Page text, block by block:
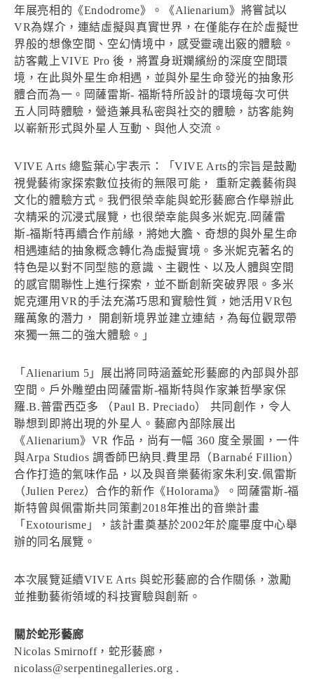
年展亮相的《Endodrome》。《Alienarium》將嘗試以
VR為媒介，連結虛擬與真實世界，在僅能存在於虛擬世
界般的想像空間、空幻情境中，感受靈魂出竅的體驗。
訪客戴上VIVE Pro 後，將置身斑斕繽紛的深度空間環
境，在此與外星生命相遇，並與外星生命發光的抽象形
體合而為一。岡薩雷斯- 福斯特所設計的環境每次可供
五人同時體驗，營造兼具私密與社交的體驗，訪客能夠
以嶄新形式與外星人互動、與他人交流。
VIVE Arts 總監葉心宇表示：「VIVE Arts的宗旨是鼓勵
視覺藝術家探索數位技術的無限可能， 重新定義藝術與
文化的體驗方式。我們很榮幸能與蛇形藝廊合作舉辦此
次精采的沉浸式展覽，也很榮幸能與多米妮克.岡薩雷
斯-福斯特再續合作前緣，將她大膽、奇想的與外星生命
相遇連結的抽象概念轉化為虛擬實境。多米妮克著名的
特色是以對不同型態的意識、主觀性、以及人體與空間
的感官關聯性上進行探索，並不斷創新突破界限。多米
妮克運用VR的手法充滿巧思和實驗性質，她活用VR包
羅萬象的潛力， 開創新境界並建立連結，為每位觀眾帶
來獨一無二的強大體驗。」
「Alienarium 5」展出將同時涵蓋蛇形藝廊的內部與外部
空間。戶外雕塑由岡薩雷斯-福斯特與作家兼哲學家保
羅.B.普雷西亞多 （Paul B. Preciado） 共同創作，令人
聯想到即將出現的外星人。藝廊內部除展出
《Alienarium》VR 作品，尚有一幅 360 度全景圖，一件
與Arpa Studios 調香師巴納貝.費里昂（Barnabé Fillion）
合作打造的氣味作品，以及與音樂藝術家朱利安.佩雷斯
（Julien Perez）合作的新作《Holorama》。岡薩雷斯-福
斯特曾與佩雷斯共同策劃2018年推出的音樂計畫
「Exotourisme」，該計畫奠基於2002年於龐畢度中心舉
辦的同名展覽。
本次展覽延續VIVE Arts 與蛇形藝廊的合作關係，激勵
並推動藝術領域的科技實驗與創新。
關於蛇形藝廊
Nicolas Smirnoff，蛇形藝廊，
nicolass@serpentinegalleries.org .